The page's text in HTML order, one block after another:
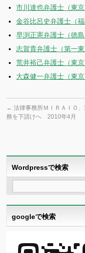
市川達也弁護士（東
金谷比呂史弁護士（
早渕正憲弁護士（徳
志賀貴弁護士（第一
荒井裕己弁護士（東
大森健一弁護士（東
← 法律事務所ＭＩＲＡＩＯ
務を下請けへ 2010年4月
Wordpressで検索
googleで検索